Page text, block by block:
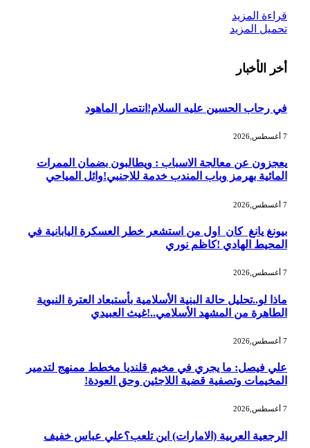
قراءة المزيد
تحميل المزيد
أخر الأخبار
في رحاب الحسين عليه السلام!انتصار الماهود
يعجزون عن معالجة الاسباب : ويطالبون بضمان الممرات
المائية بهرمز وباب المندب خدمة للاجنبي!وائل المياحي
بيونغ يانغ كان اول من استشعر خطر العسكرة اليابانية في
المحيط الهادي !كاظم نوري
ماذا لو..تحليل حالة البنية الأسلامية بأستبعاد العترة النبوية
الطاهرة من المشهد الأسلامي..!غيث العبيدي
علي فيصل: ما يجري في مخيم قلنديا مخطط ممنهج لتدمير
المخيمات وتصفية قضية اللاجئين وحق العودة!
الرجعية العربية (الامارات) اين تلعب؟علي عباس خفيف